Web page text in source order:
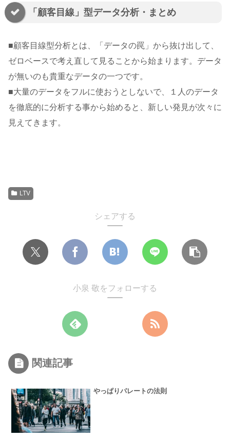
「顧客目線」型データ分析・まとめ
■顧客目線型分析とは、「データの罠」から抜け出して、
ゼロベースで考え直して見ることから始まります。データ
が無いのも貴重なデータの一つです。
■大量のデータをフルに使おうとしないで、１人のデータ
を徹底的に分析する事から始めると、新しい発見が次々に
見えてきます。
LTV
シェアする
小泉 敬をフォローする
関連記事
やっぱりパレートの法則